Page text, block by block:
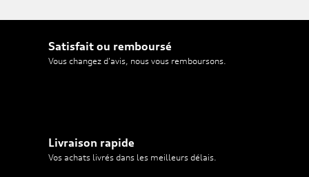
Satisfait ou remboursé
Vous changez d'avis, nous vous remboursons.
Livraison rapide
Vos achats livrés dans les meilleurs délais.